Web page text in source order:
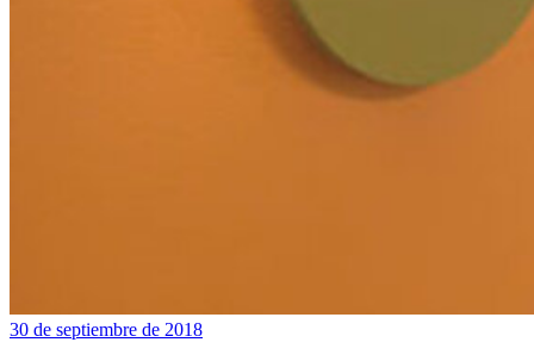
30 de septiembre de 2018